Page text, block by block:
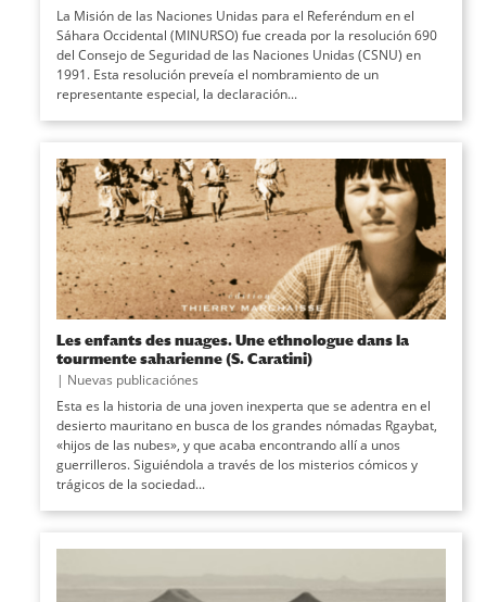
La Misión de las Naciones Unidas para el Referéndum en el
Sáhara Occidental (MINURSO) fue creada por la resolución 690
del Consejo de Seguridad de las Naciones Unidas (CSNU) en
1991. Esta resolución preveía el nombramiento de un
representante especial, la declaración...
Les enfants des nuages. Une ethnologue dans la
tourmente saharienne (S. Caratini)
| Nuevas publicaciónes
Esta es la historia de una joven inexperta que se adentra en el
desierto mauritano en busca de los grandes nómadas Rgaybat,
«hijos de las nubes», y que acaba encontrando allí a unos
guerrilleros. Siguiéndola a través de los misterios cómicos y
trágicos de la sociedad...